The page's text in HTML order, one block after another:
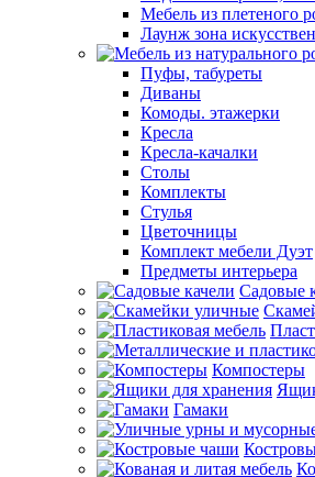
Мебель из плетеного
Лаунж зона
Пуфы, табуреты
Диваны
Комоды. этажерки
Кресла
Кресла-качалки
Столы
Комплекты
Стулья
Цветочницы
Комплект мебели Дуэт
Предметы интерьера
Садовые
Компостеры
Гамаки